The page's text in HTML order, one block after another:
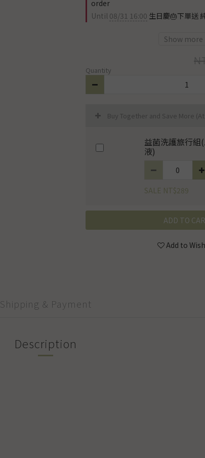
order
Until 08/31 16:00 生日慶🎂下單送
Show more
Quantity
Buy Together and Save More
益菌洗護旅行組
液)
SALE NT$289
ADD TO
Add to
Shipping & Payment
Description